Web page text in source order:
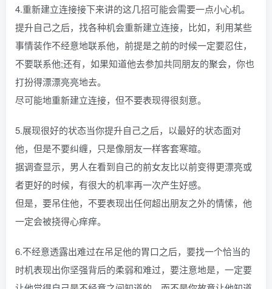
4.重新建立连接接下来讲的这几招可能会需要一点小心机。
提升自己之后，找各种机会重新建立连接，比如，利用某些
事情装作不经意地联系他，前提是之前的时候一定要忍住，
不要联系他;还有，如果知道他去参加共同朋友的聚会，你也
打扮得漂漂亮亮地去。
尽可能地重新建立连接，但不要表现得很刻意。
5.展现很好的状态当你提升自己之后，以最好的状态面对
他，但是不要纠缠，只是像朋友一样客套寒暄。
据调查显示，男人在看到自己的前女友比以前变得更漂亮或
者更好的时候，有很大的机率再一次产生好感。
但是，要吊住他，不要表现出任何超出朋友之外的情愫，他
一定会被挠得心痒痒。
6.不经意透露出难过在吊足他的胃口之后，要找一个恰当的
时机表现出你坚强背后的柔弱和难过，要注意地是，一定要